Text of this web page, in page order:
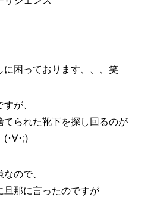
に困っております、、、笑
が、
てられた靴下を探し回るのが
(･∀･;)
ので、
旦那に言ったのですが